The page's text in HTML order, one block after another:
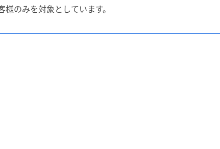
のみを対象としています。